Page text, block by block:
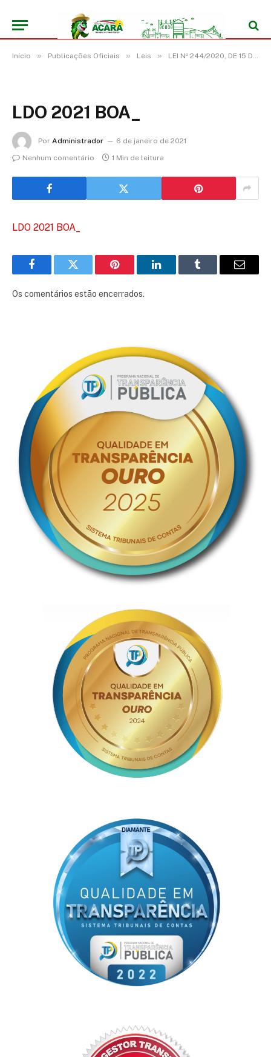
Início » Publicações Oficiais » Leis » LEI Nº 244/2020, DE 15 DE DEZEMBRO DE 2020 (LDO 2021-Dispõe sobre as diretrizes para a elaboração da lei Orçamentaria para o exercício de 2021, e dá outras providencias)
LDO 2021 BOA_
Por Administrador
6 de janeiro de 2021
Nenhum comentário
1 Min de leitura
LDO 2021 BOA_
FacebookTwitter Pinterest LinkedInTumblr
E-
Os comentários estão encerrados.